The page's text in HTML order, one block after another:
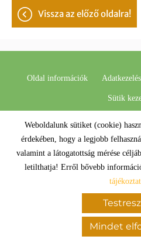
vissza az előző oldalra!
© 2026 - Minden
Oldal információk
Sütik
Mindet
Weboldalunk sütiket (cookie)
érdekében, hogy a legjobb
valamint a látogatottság mérése
letilthatja! Erről bővebb
KERESÉS AZ OLDAL TARTALMÁBAN